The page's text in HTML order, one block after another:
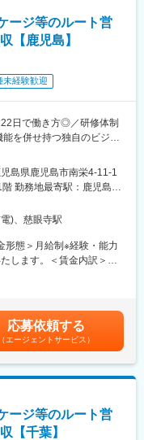
ルコール・作業服などの
アリングから提案・受
グラムを実施します。扱
本までを基礎から学べる
経験からスタートし、第
います。
スキル
ージ等のルート営
【鹿児島】
未経験歓迎
日で働き方◎／研修体制
を併せ持つ独自のビジネ
造、包装資材の販売を主
て、営業職としてご活躍
っかりサポートいたしま
お土産品・化粧品などの
提案します。受注後は社
、製品を形にしていきま
ルコール・作業服などの
島県鹿児島市南栄4-11-1
勤務地最寄駅：鹿児島市
全面禁煙変更の範囲：会
）)、慈眼寺駅
形態＞月給制※経験・能力
します。＜賃金内訳＞月
む）＜昇給有無＞有＜残
円～8,000円/月 ※ベ
回(過去実績3ヶ月分)■年収
子2人)賃金はあくまでも
る可能性があります。月
応募依頼する
（エージェントサービス）
ージ等のルート営
【千葉】